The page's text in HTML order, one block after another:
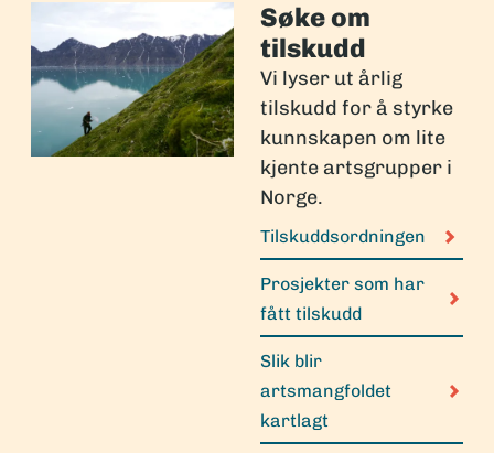
Søke om
tilskudd
Vi lyser ut årlig
tilskudd for å styrke
kunnskapen om lite
kjente artsgrupper i
Norge.
Tilskuddsordningen
Prosjekter som har
fått tilskudd
Slik blir
artsmangfoldet
kartlagt